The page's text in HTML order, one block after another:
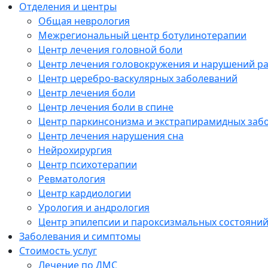
Отделения и центры
Общая неврология
Межрегиональный центр ботулинотерапии
Центр лечения головной боли
Центр лечения головокружения и нарушений
Центр церебро-васкулярных заболеваний
Центр лечения боли
Центр лечения боли в спине
Центр паркинсонизма и экстрапирамидных
Центр лечения нарушения сна
Нейрохирургия
Центр психотерапии
Ревматология
Центр кардиологии
Урология и андрология
Центр эпилепсии и пароксизмальных состояний
Заболевания и симптомы
Стоимость услуг
Лечение по ДМС